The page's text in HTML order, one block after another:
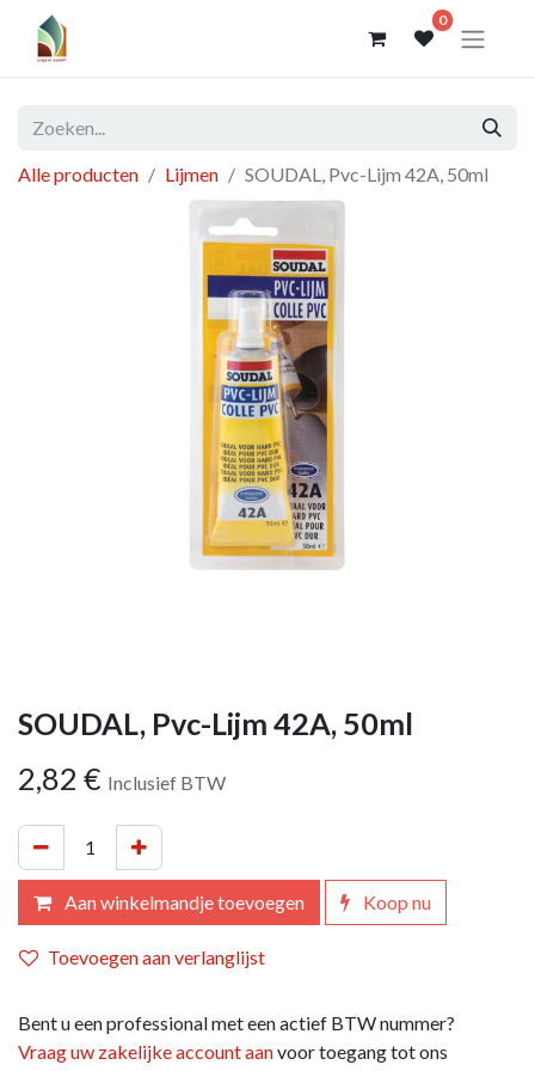
0
Alle producten Lijmen SOUDAL, Pvc-Lijm 42A, 50ml
SOUDAL, Pvc-Lijm 42A, 50ml
2,82 € Inclusief BTW
Aan winkelmandje toevoegen Koop nu
Toevoegen aan verlanglijst
Bent u een professional met een actief BTW nummer?
Vraag uw zakelijke account aanvoor toegang tot ons